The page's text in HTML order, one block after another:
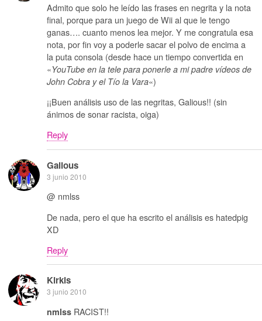
Admito que solo he leído las frases en negrita y la nota
final, porque para un juego de Wii al que le tengo
ganas…. cuanto menos lea mejor. Y me congratula esa
nota, por fin voy a poderle sacar el polvo de encima a
la puta consola (desde hace un tiempo convertida en
«YouTube en la tele para ponerle a mi padre vídeos de
John Cobra y el Tío la Vara«)
¡¡Buen análisis uso de las negritas, Galious!! (sin
ánimos de sonar racista, oiga)
Reply
Galious
3 junio 2010
@ nmlss
De nada, pero el que ha escrito el análisis es hatedpig
XD
Reply
Kirkis
3 junio 2010
nmlss RACIST!!